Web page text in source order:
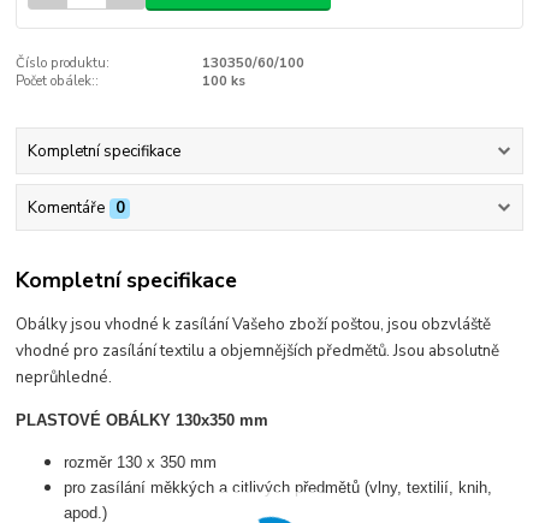
Číslo produktu:
130350/60/100
Počet obálek::
100 ks
Kompletní specifikace
Komentáře 0
Kompletní specifikace
Obálky jsou vhodné k zasílání Vašeho zboží poštou, jsou obzvláště
vhodné pro zasílání textilu a objemnějších předmětů. Jsou absolutně
neprůhledné.
PLASTOVÉ OBÁLKY 130x350 mm
rozměr 130 x 350 mm
pro zasílání měkkých a citlivých předmětů (vlny, textilií, knih,
apod.)